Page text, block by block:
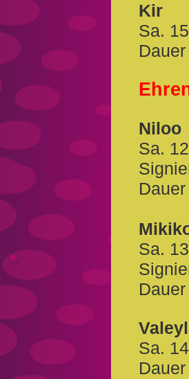
Kir
Sa.
Niloo
Sa.
Sa.
Sa.